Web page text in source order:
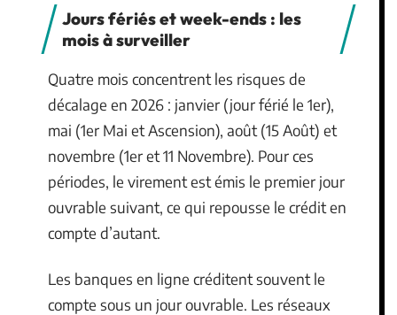
Jours fériés et week-ends : les
mois à surveiller
Quatre mois concentrent les risques de
décalage en 2026 : janvier (jour férié le 1er),
mai (1er Mai et Ascension), août (15 Août) et
novembre (1er et 11 Novembre). Pour ces
périodes, le virement est émis le premier jour
ouvrable suivant, ce qui repousse le crédit en
compte d’autant.
Les banques en ligne créditent souvent le
compte sous un jour ouvrable. Les réseaux